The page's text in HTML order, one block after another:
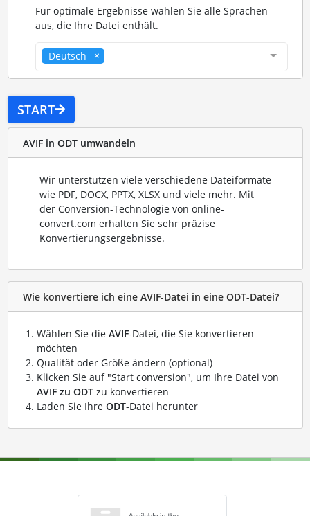
Für optimale Ergebnisse wählen Sie alle Sprachen
aus, die Ihre Datei enthält.
Deutsch
START
AVIF in ODT umwandeln
Wir unterstützen viele verschiedene Dateiformate
wie PDF, DOCX, PPTX, XLSX und viele mehr. Mit
der Conversion-Technologie von online-
convert.com erhalten Sie sehr präzise
Konvertierungsergebnisse.
Wie konvertiere ich eine AVIF-Datei in eine ODT-Datei?
Wählen Sie die AVIF-Datei, die Sie konvertieren
möchten
Qualität oder Größe ändern (optional)
Klicken Sie auf "Start conversion", um Ihre Datei von
AVIF zu ODTzu konvertieren
Laden Sie Ihre ODT-Datei herunter